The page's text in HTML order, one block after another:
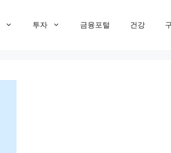
투자 금융포털 건강